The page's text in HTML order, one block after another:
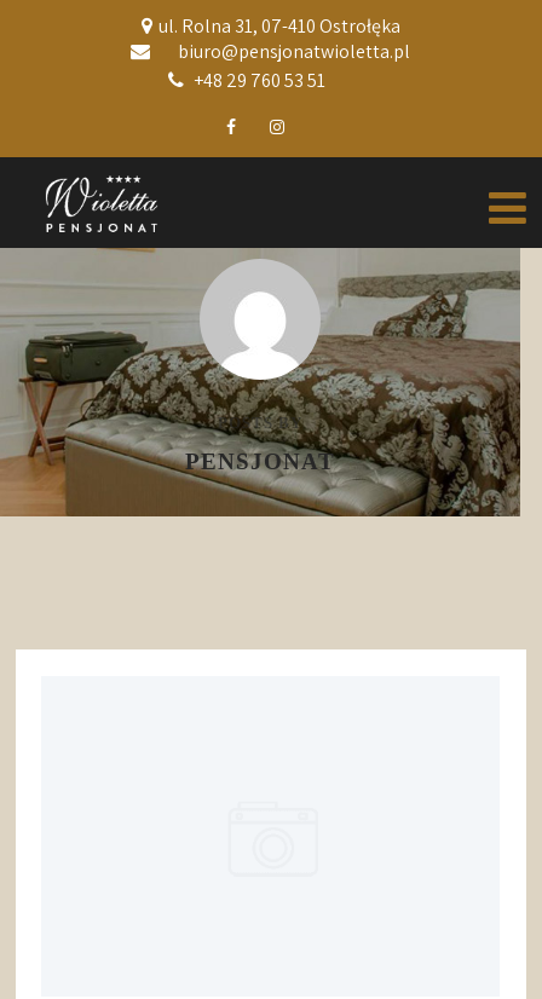
ul. Rolna 31, 07-410 Ostrołęka
biuro@pensjonatwioletta.pl
+48 29 760 53 51
POSTS BY
PENSJONAT